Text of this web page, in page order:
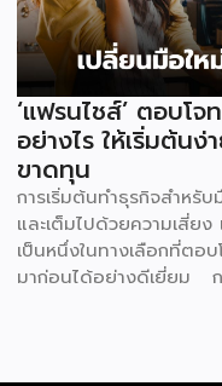
‘แฟรนไชส์’ ตอบโ
อย่างไร ให้เริ่มต้น
ขาดทุน
การเริ่มต้นทำธุรกิจสำหรั
และเต็มไปด้วยความเสี่ย
เป็นหนึ่งในทางเลือกที่ตอ
มาก่อนได้อย่างดีเยี่ยม